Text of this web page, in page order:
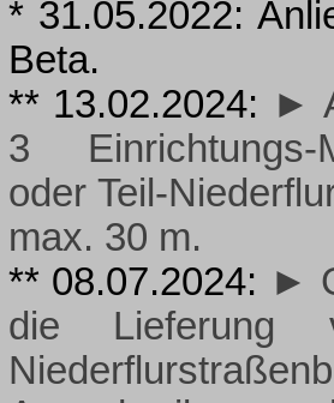
* 31.05.2022:
Beta.
** 13.02.2024: ►
3 Einrichtungs-
oder Teil-
max. 30 m.
** 08.07.2024: ►
die Lieferung